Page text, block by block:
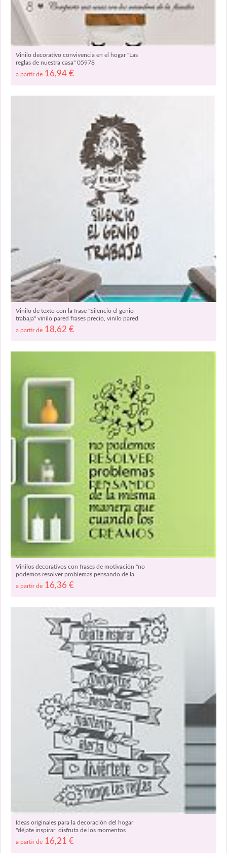
Vinilo decorativo convivencia en el hogar "Las
reglas de nuestra casa" 05978
a partir de 16,94 €
Vinilo de texto con la frase "Silencio el genio
trabaja" vinilo pared frases precio, vinilo pared
frase personalizada, vinilos adhesivos pared
05115
a partir de 18,62 €
Vinilos decorativos con frases de motivación "no
podemos resolver problemas pensando de la
misma manera que cuando los creamos" 03751
a partir de 16,36 €
Ideas originales para la decoración del hogar
"déjate inspirar, disfruta de los momentos
inesperados..." 04205
a partir de 16,21 €